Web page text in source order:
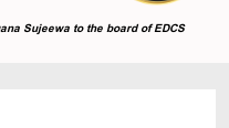
Sujeewa to the board of EDCS